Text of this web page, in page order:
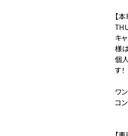
【
キ
様
個
す！
ワ
コ